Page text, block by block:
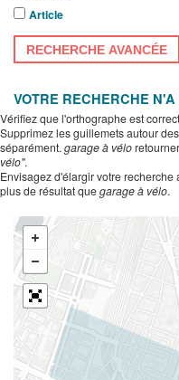
Article
RECHERCHE AVANCÉE
VOTRE RECHERCHE
Vérifiez que l'orthographe est
Supprimez les guillemets autour
séparément. garage à vélo
vélo".
Envisagez d'élargir votre recherche
plus de résultat quegarage à vélo.